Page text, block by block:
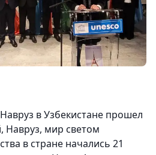
в Узбекистане прошел
Навруз, мир светом
в стране начались 21